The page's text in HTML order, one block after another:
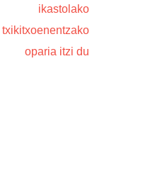
ikastolako
txikitxoenentzako
oparia itzi du